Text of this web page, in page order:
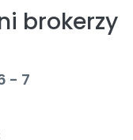
brokerzy
- 7